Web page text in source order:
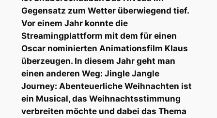
Gegensatz zum Wetter überwiegend tief.
Vor einem Jahr konnte die
Streamingplattform mit dem für einen
Oscar nominierten Animationsfilm Klaus
überzeugen. In diesem Jahr geht man
einen anderen Weg: Jingle Jangle
Journey: Abenteuerliche Weihnachten ist
ein Musical, das Weihnachtsstimmung
verbreiten möchte und dabei das Thema